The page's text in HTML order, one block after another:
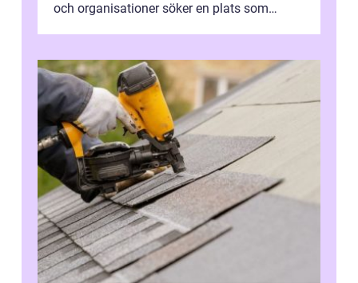
och organisationer söker en plats som